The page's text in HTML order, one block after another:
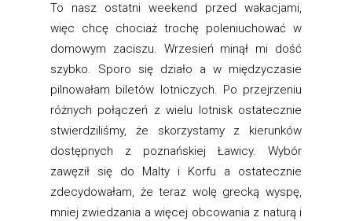
To nasz ostatni weekend przed wakacjami,
więc chcę chociaż trochę poleniuchować w
domowym zaciszu. Wrzesień minął mi dość
szybko. Sporo się działo a w międzyczasie
pilnowałam biletów lotniczych. Po przejrzeniu
różnych połączeń z wielu lotnisk ostatecznie
stwierdziliśmy, że skorzystamy z kierunków
dostępnych z poznańskiej Ławicy. Wybór
zawęził się do Malty i Korfu a ostatecznie
zdecydowałam, że teraz wolę grecką wyspę,
mniej zwiedzania a więcej obcowania z naturą i